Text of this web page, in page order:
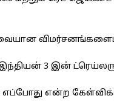
3 இன்
என்ற